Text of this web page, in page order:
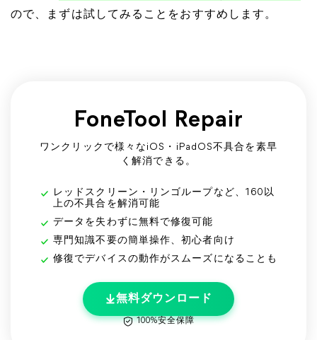
ので、まずは試してみることをおすすめします。
FoneTool Repair
ワンクリックで様々なiOS・iPadOS不具合を素早
く解消できる。
レッドスクリーン・リンゴループなど、160以
上の不具合を解消可能
データを失わずに無料で修復可能
専門知識不要の簡単操作、初心者向け
修復でデバイスの動作がスムーズになることも
無料ダウンロード
100%安全保障